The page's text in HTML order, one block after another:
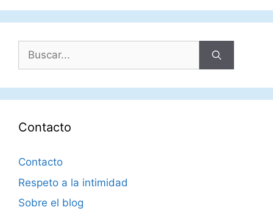
Buscar:
Contacto
Contacto
Respeto a la intimidad
Sobre el blog